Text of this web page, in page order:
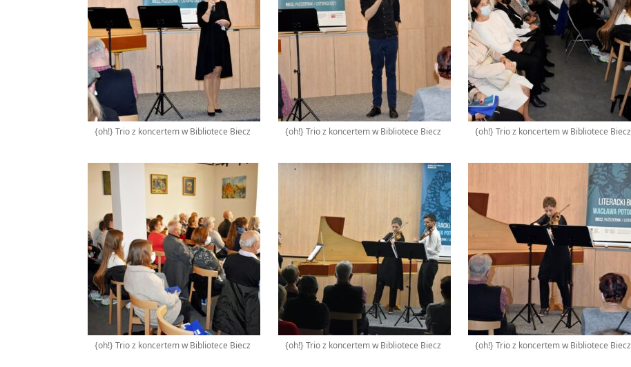
{oh!} Trio z koncertem w Bibliotece Biecz {oh!} Trio z koncertem w Bibliotece Biecz {oh!} Trio z koncertem w Bibliotece Biecz
{oh!} Trio z koncertem w Bibliotece Biecz {oh!} Trio z koncertem w Bibliotece Biecz {oh!} Trio z koncertem w Bibliotece Biecz